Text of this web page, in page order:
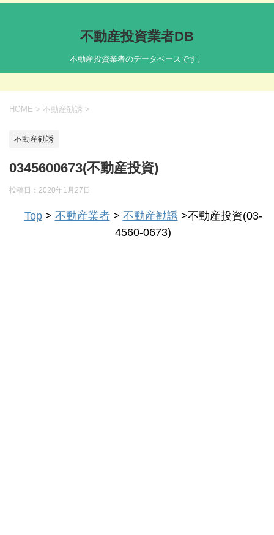
不動産投資業者DB
不動産投資業者のデータベースです。
HOME > 不動産勧誘 >
不動産勧誘
0345600673(不動産投資)
投稿日： 2020年1月27日
Top> 不動産業者> 不動産勧誘 >不動産投資(03-
4560-0673)